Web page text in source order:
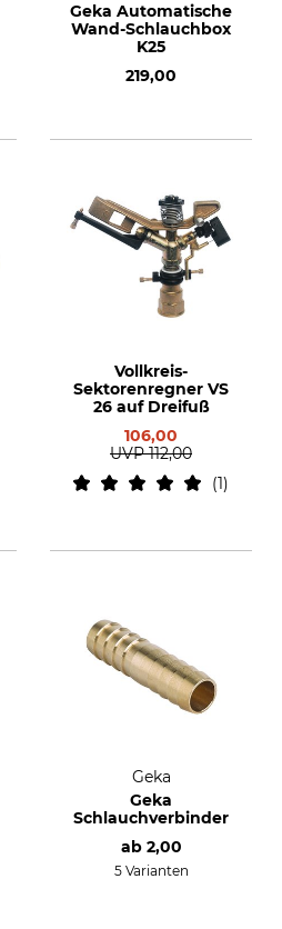
Geka Automatische
Wand-Schlauchbox
K25
219,00
Vollkreis-
Sektorenregner VS
26 auf Dreifuß
106,00
UVP 112,00
1
Geka
Geka
Schlauchverbinder
ab 2,00
5 Varianten